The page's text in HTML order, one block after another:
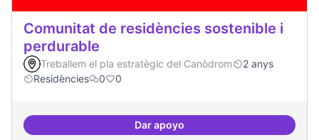
Comunitat de residències sostenible i
perdurable
Treballem el pla estratègic del Canòdrom
2 anys
Residències
0 0
Dar apoyo Comunitat